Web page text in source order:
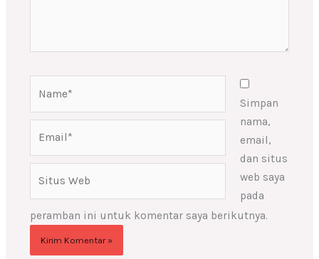
Simpan
nama,
email,
dan situs
web saya
pada
peramban ini untuk komentar saya berikutnya.